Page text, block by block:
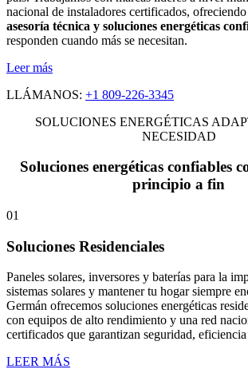
nacional de instaladores certificados, ofreciendo
asesoría técnica y soluciones energéticas
responden cuando más se necesitan.
Leer más
LLÁMANOS: +1 809-226-3345
SOLUCIONES ENERGÉTICAS
NECESIDAD
Soluciones energéticas confiables
principio a fin
01
Soluciones Residenciales
Paneles solares, inversores y baterías para la
sistemas solares y mantener tu hogar siempre
Germán ofrecemos soluciones energéticas
con equipos de alto rendimiento y una red
certificados que garantizan seguridad,
LEER MÁS